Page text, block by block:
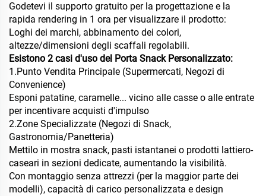
Godetevi il supporto gratuito per la progettazione e la
rapida rendering in 1 ora per visualizzare il prodotto:
Loghi dei marchi, abbinamento dei colori,
altezze/dimensioni degli scaffali regolabili.
Esistono 2 casi d'uso del Porta Snack Personalizzato:
1.Punto Vendita Principale (Supermercati, Negozi di
Convenience)
Esponi patatine, caramelle... vicino alle casse o alle entrate
per incentivare acquisti d'impulso
2.Zone Specializzate (Negozi di Snack,
Gastronomia/Panetteria)
Mettilo in mostra snack, pasti istantanei o prodotti lattiero-
caseari in sezioni dedicate, aumentando la visibilità.
Con montaggio senza attrezzi (per la maggior parte dei
modelli), capacità di carico personalizzata e design